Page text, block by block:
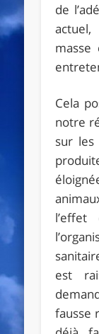
de
masse
Cela
notre
sur les
est
fausse